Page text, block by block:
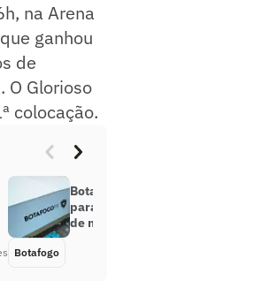
na Arena
ganhou
de
O Glorioso
colocação.
Botafogo consegue aval da Justiça
para empréstimo e pagar salários
de maio
Botafogo